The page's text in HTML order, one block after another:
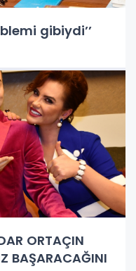
gibiydi’’
ORTAÇIN